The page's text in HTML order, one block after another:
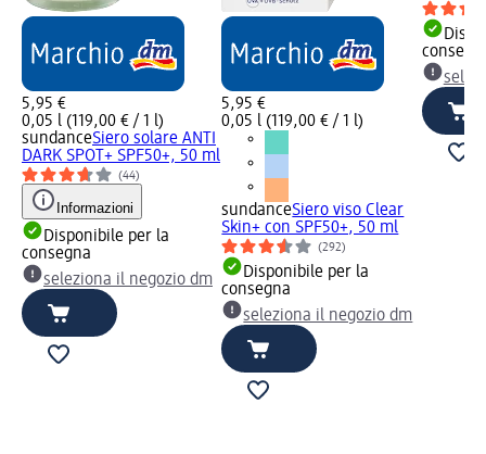
5,95 €
0,05 l (119,00 € / 1 l)
sundanceSiero solare ANTI
DARK SPOT+ SPF50+, 50 ml
(44)
Informazioni
Disponibile per la
consegna
seleziona il negozio dm
5,95 €
0,05 l (119,00 € / 1 l)
sundanceSiero viso Clear
Skin+ con SPF50+, 50 ml
(292)
Disponibile per la
consegna
seleziona il negozio dm